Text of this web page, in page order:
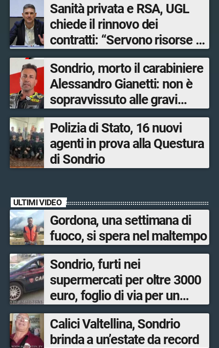
Sanità privata e RSA, UGL
chiede il rinnovo dei
contratti: “Servono risorse e
salari adeguati”
Sondrio, morto il carabiniere
Alessandro Gianetti: non è
sopravvissuto alle gravi
ustioni
Polizia di Stato, 16 nuovi
agenti in prova alla Questura
di Sondrio
ULTIMI VIDEO
Gordona, una settimana di
fuoco, si spera nel maltempo
Sondrio, furti nei
supermercati per oltre 3000
euro, foglio di via per un
ventinovenne
Calici Valtellina, Sondrio
brinda a un’estate da record